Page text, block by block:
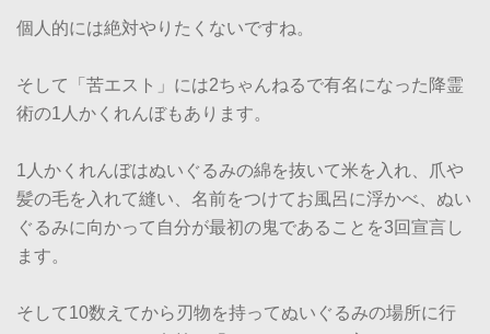
個人的には絶対やりたくないですね。
そして「苦エスト」には2ちゃんねるで有名になった降霊
術の1人かくれんぼもあります。
1人かくれんぼはぬいぐるみの綿を抜いて米を入れ、爪や
髪の毛を入れて縫い、名前をつけてお風呂に浮かべ、ぬい
ぐるみに向かって自分が最初の鬼であることを3回宣言し
ます。
そして10数えてから刃物を持ってぬいぐるみの場所に行